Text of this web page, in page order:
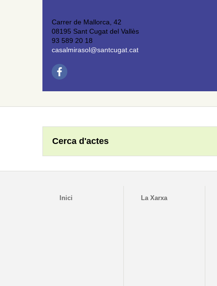
Carrer de Mallorca, 42
08195 Sant Cugat del Vallès
93 589 20 18
casalmirasol@santcugat.cat
Cerca d'actes
Inici La Xarxa